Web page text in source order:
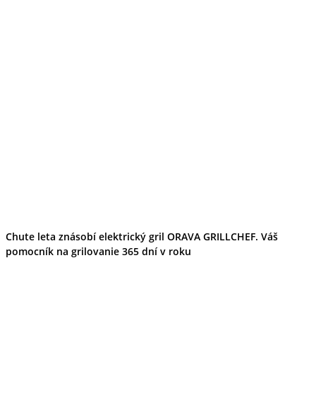
Chute leta znásobí elektrický gril ORAVA GRILLCHEF. Váš
pomocník na grilovanie 365 dní v roku